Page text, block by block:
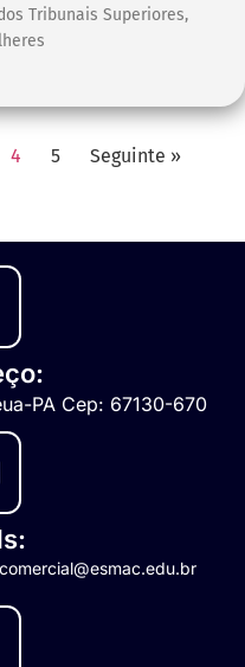
Tribunais Superiores,
4 5 Seguinte »
PA Cep: 67130-670